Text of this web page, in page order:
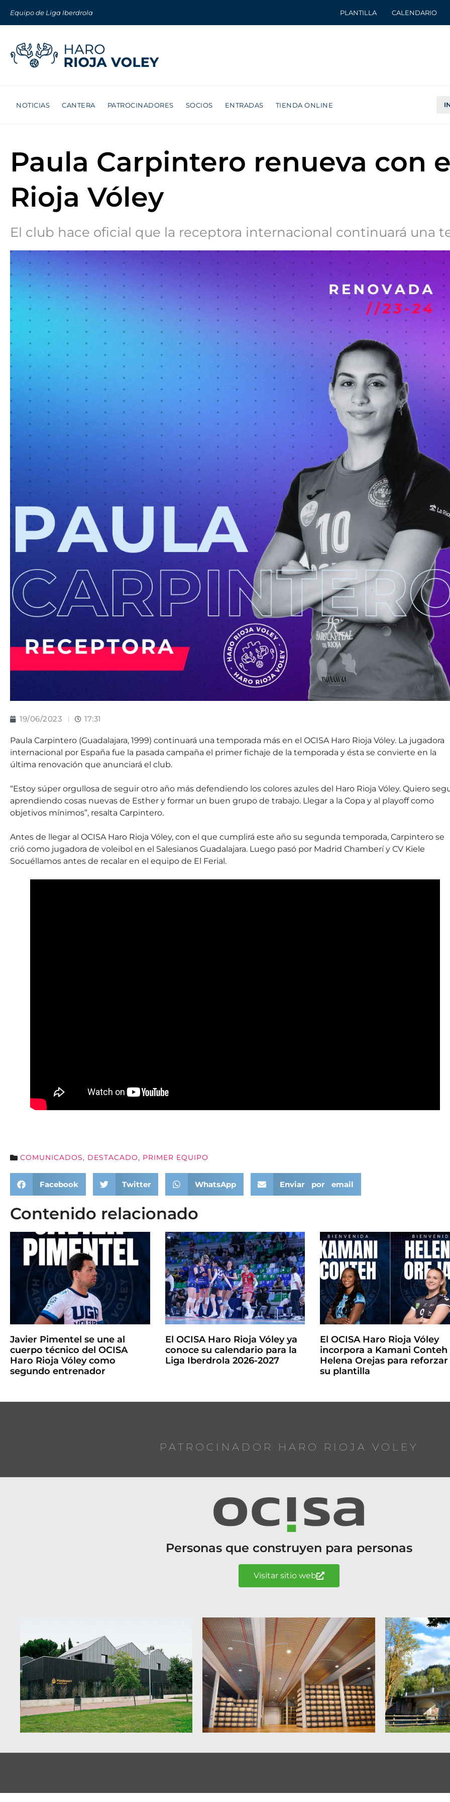
Equipo de Liga Iberdrola PLANTILLA CALENDARIO
NOTICIAS CANTERA PATROCINADORES SOCIOS ENTRADAS TIENDA ONLINE
Paula Carpintero renueva con
Rioja Vóley
El club hace oficial que la receptora internacional continuará una
19/06/2023 17:31
Paula Carpintero (Guadalajara, 1999) continuará una temporada más en el OCISA Haro Rioja Vóley. La jugadora
internacional por España fue la pasada campaña el primer fichaje de la temporada y ésta se convierte en la
última renovación que anunciará el club.
“Estoy súper orgullosa de seguir otro año más defendiendo los colores azules del Haro Rioja Vóley. Quiero
aprendiendo cosas nuevas de Esther y formar un buen grupo de trabajo. Llegar a la Copa y al playoff como
objetivos mínimos”, resalta Carpintero.
Antes de llegar al OCISA Haro Rioja Vóley, con el que cumplirá este año su segunda temporada, Carpintero se
crió como jugadora de voleibol en el Salesianos Guadalajara. Luego pasó por Madrid Chamberí y CV Kiele
Socuéllamos antes de recalar en el equipo de El Ferial.
COMUNICADOS, DESTACADO, PRIMER EQUIPO
Facebook Twitter WhatsApp Enviar por email
Contenido relacionado
Javier Pimentel se une al
cuerpo técnico del OCISA
Haro Rioja Vóley como
segundo entrenador
El OCISA Haro Rioja Vóley ya
conoce su calendario para la
Liga Iberdrola 2026-2027
El OCISA Haro Rioja Vóley
incorpora a Kamani Conteh
Helena Orejas para reforzar
su plantilla
PATROCINADOR HARO RIOJA VOLEY
Personas que construyen para personas
Visitar sitio web